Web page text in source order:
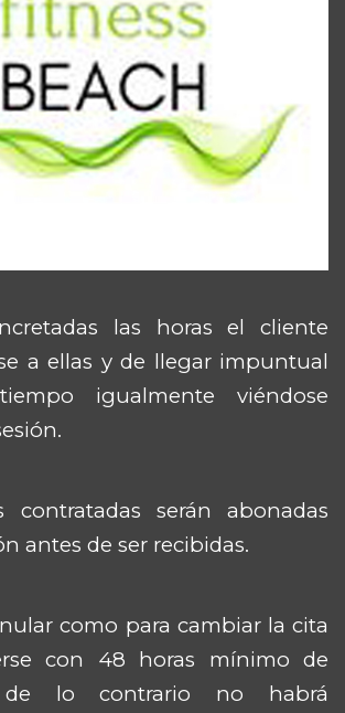
las horas el cliente
a ellas y de llegar impuntual
igualmente viéndose
contratadas serán abonadas
antes de ser recibidas.
como para cambiar la cita
con 48 horas mínimo de
de lo contrario no habrá